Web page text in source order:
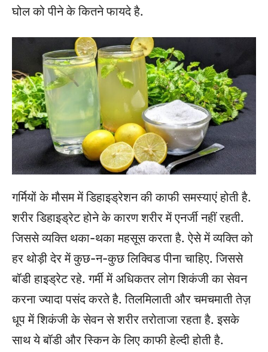
घोल को पीने के कितने फायदे है.
गर्मियों के मौसम में डिहाइड्रेशन की काफी समस्याएं होती है.
शरीर डिहाइड्रेट होने के कारण शरीर में एनर्जी नहीं रहती.
जिससे व्यक्ति थका-थका महसूस करता है. ऐसे में व्यक्ति को
हर थोड़ी देर में कुछ-न-कुछ लिक्विड पीना चाहिए. जिससे
बॉडी हाइड्रेट रहे. गर्मी में अधिकतर लोग शिकंजी का सेवन
करना ज्यादा पसंद करते है. तिलमिलाती और चमचमाती तेज़
धूप में शिकंजी के सेवन से शरीर तरोताजा रहता है. इसके
साथ ये बॉडी और स्किन के लिए काफी हेल्दी होती है.